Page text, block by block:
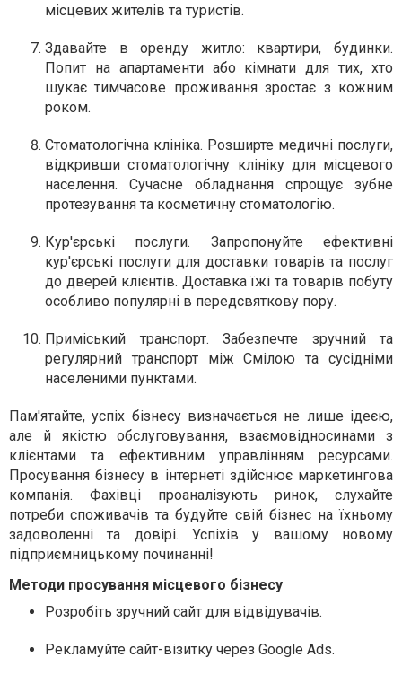
місцевих жителів та туристів.
Здавайте в оренду житло: квартири, будинки.
Попит на апартаменти або кімнати для тих, хто
шукає тимчасове проживання зростає з кожним
роком.
Стоматологічна клініка. Розширте медичні послуги,
відкривши стоматологічну клініку для місцевого
населення. Сучасне обладнання спрощує зубне
протезування та косметичну стоматологію.
Кур'єрські послуги. Запропонуйте ефективні
кур'єрські послуги для доставки товарів та послуг
до дверей клієнтів. Доставка їжі та товарів побуту
особливо популярні в передсвяткову пору.
Приміський транспорт. Забезпечте зручний та
регулярний транспорт між Смілою та сусідніми
населеними пунктами.
Пам'ятайте, успіх бізнесу визначається не лише ідеєю,
але й якістю обслуговування, взаємовідносинами з
клієнтами та ефективним управлінням ресурсами.
Просування бізнесу в інтернеті здійснює маркетингова
компанія. Фахівці проаналізують ринок, слухайте
потреби споживачів та будуйте свій бізнес на їхньому
задоволенні та довірі. Успіхів у вашому новому
підприємницькому починанні!
Методи просування місцевого бізнесу
Розробіть зручний сайт для відвідувачів.
Рекламуйте сайт-візитку через Google Ads.